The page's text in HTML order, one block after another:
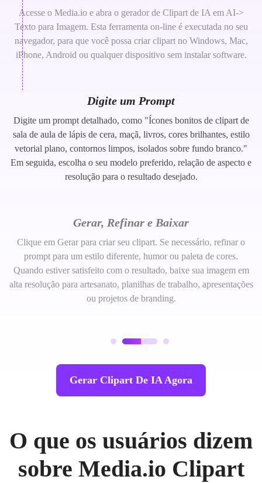
Acesse o Media.io e abra o gerador de Clipart de IA em AI->
Texto para Imagem. Esta ferramenta on-line é executada no seu
navegador, para que você possa criar clipart no Windows, Mac,
iPhone, Android ou qualquer dispositivo sem instalar software.
Digite um Prompt
Digite um prompt detalhado, como "Ícones bonitos de clipart de
sala de aula de lápis de cera, maçã, livros, cores brilhantes, estilo
vetorial plano, contornos limpos, isolados sobre fundo branco."
Em seguida, escolha o seu modelo preferido, relação de aspecto e
resolução para o resultado desejado.
Gerar, Refinar e Baixar
Clique em Gerar para criar seu clipart. Se necessário, refinar o
prompt para um estilo diferente, humor ou paleta de cores.
Quando estiver satisfeito com o resultado, baixe sua imagem em
alta resolução para artesanato, planilhas de trabalho, apresentações
ou projetos de branding.
Gerar Clipart De IA Agora
O que os usuários dizem
sobre Media.io Clipart